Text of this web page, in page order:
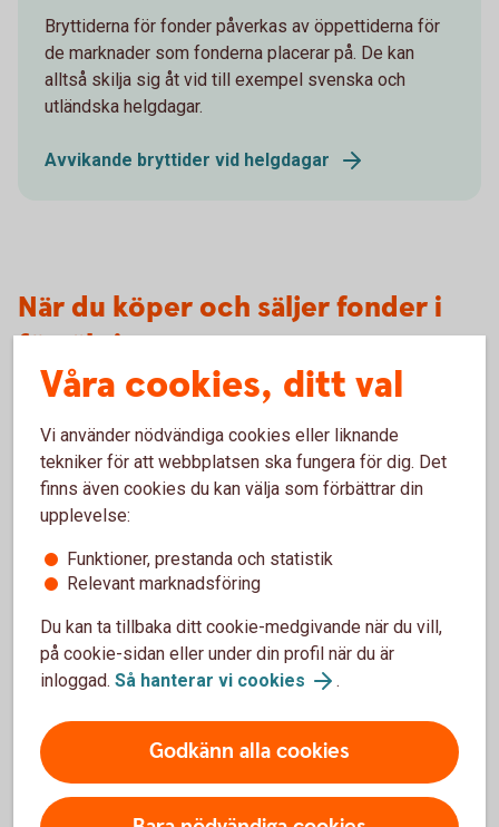
Bryttiderna för fonder påverkas av öppettiderna för
de marknader som fonderna placerar på. De kan
alltså skilja sig åt vid till exempel svenska och
utländska helgdagar.
Avvikande bryttider vid helgdagar
När du köper och säljer fonder i
försäkring
Swedbank Roburs fonder
Inbetalning
Fondbyte
Försäljning/återköp
Externa fonder
Inbetalning
Våra cookies, ditt val
Vi använder nödvändiga cookies eller liknande
tekniker för att webbplatsen ska fungera för dig. Det
finns även cookies du kan välja som förbättrar din
upplevelse:
Funktioner, prestanda och statistik
Relevant marknadsföring
Du kan ta tillbaka ditt cookie-medgivande när du vill,
på cookie-sidan eller under din profil när du är
inloggad. Så hanterar vi cookies .
Godkänn alla cookies